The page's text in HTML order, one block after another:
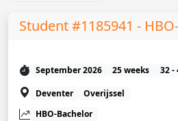
Student #1185941 -
September 2026 25 weeks
32 -
Deventer
Overijssel
HBO-Bachelor